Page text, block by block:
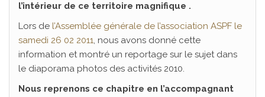
l’intérieur de ce territoire magnifique .
Lors de l’Assemblée générale de l’association ASPF le
samedi 26 02 2011, nous avons donné cette
information et montré un reportage sur le sujet dans
le diaporama photos des activités 2010.
Nous reprenons ce chapitre en l’accompagnant